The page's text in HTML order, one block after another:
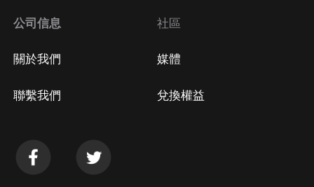
公司信息
關於我們
聯繫我們
社區
媒體
兌換權益